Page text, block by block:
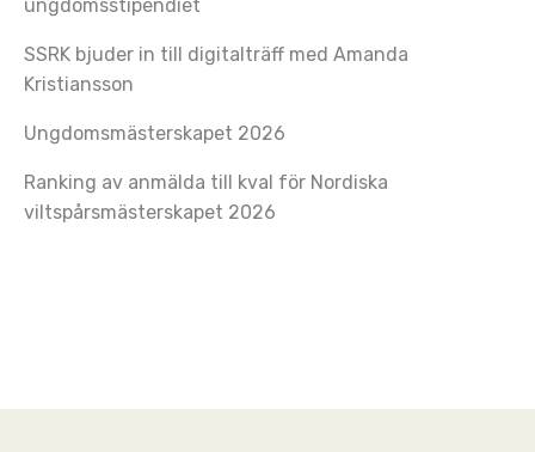
ungdomsstipendiet
SSRK bjuder in till digitalträff med Amanda
Kristiansson
Ungdomsmästerskapet 2026
Ranking av anmälda till kval för Nordiska
viltspårsmästerskapet 2026